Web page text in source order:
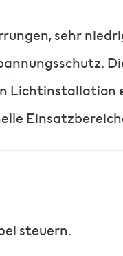
sehr
steuern.